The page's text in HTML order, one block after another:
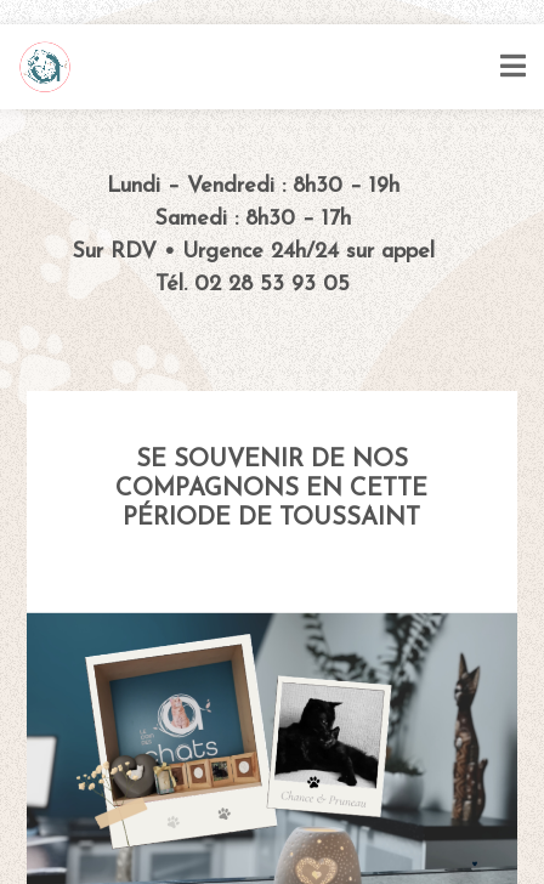
Lundi – Vendredi : 8h30 – 19h
Samedi : 8h30 – 17h
Sur RDV • Urgence 24h/24 sur appel
Tél. 02 28 53 93 05
SE SOUVENIR DE NOS
COMPAGNONS EN CETTE
PÉRIODE DE TOUSSAINT